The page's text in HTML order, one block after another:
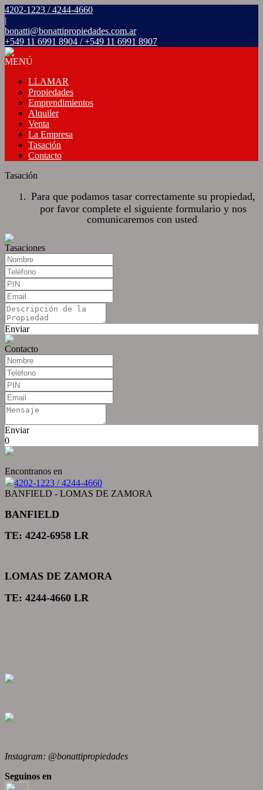
4202-1223 / 4244-4660
|
bonatti@bonattipropiedades.com.ar
+549 11 6991 8904 / +549 11 6991 8907
MENÚ
LLAMAR
Propiedades
Emprendimientos
Alquiler
Venta
La Empresa
Tasación
Contacto
Tasación
Para que podamos tasar correctamente su propiedad,
por favor complete el siguiente formulario y nos
comunicaremos con usted.
Tasaciones
Enviar
Contacto
Enviar
0
Encontranos en
4202-1223 / 4244-4660
BANFIELD - LOMAS DE ZAMORA
BANFIELD
TE: 4242-6958 LR
LOMAS DE ZAMORA
TE: 4244-4660 LR
Instagram: @bonattipropiedades
Seguinos en